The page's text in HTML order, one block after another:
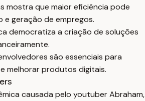
mostra que maior eficiência pode
e geração de empregos.
democratiza a criação de soluções
são essenciais para
melhorar produtos digitais.
causada pelo youtuber Abraham,